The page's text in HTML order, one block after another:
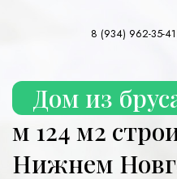
8 (934) 962-35-41
Дом из
м 124 м2
Нижнем